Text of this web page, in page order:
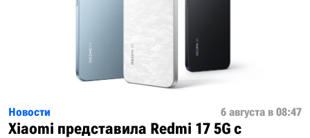
Новости 6 августа в 08:47
Xiaomi представила Redmi 17 5G с